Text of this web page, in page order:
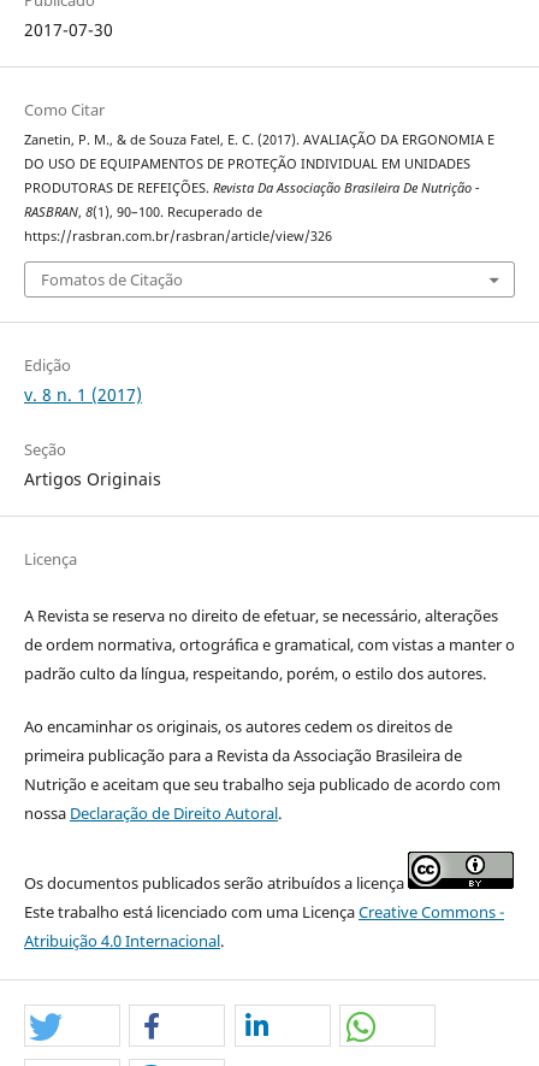
2017-07-30
Como Citar
Zanetin, P. M., & de Souza Fatel, E. C. (2017). AVALIAÇÃO DA ERGONOMIA E
DO USO DE EQUIPAMENTOS DE PROTEÇÃO INDIVIDUAL EM UNIDADES
PRODUTORAS DE REFEIÇÕES. Revista Da Associação Brasileira De Nutrição -
RASBRAN, 8(1), 90–100. Recuperado de
https://rasbran.com.br/rasbran/article/view/326
Fomatos de Citação
Edição
v. 8 n. 1 (2017)
Seção
Artigos Originais
Licença
A Revista se reserva no direito de efetuar, se necessário, alterações
de ordem normativa, ortográfica e gramatical, com vistas a manter o
padrão culto da língua, respeitando, porém, o estilo dos autores.
Ao encaminhar os originais, os autores cedem os direitos de
primeira publicação para a Revista da Associação Brasileira de
Nutrição e aceitam que seu trabalho seja publicado de acordo com
nossa Declaração de Direito Autoral.
Os documentos publicados serão atribuídos a licença
Este trabalho está licenciado com uma LicençaCreative Commons -
Atribuição 4.0 Internacional.